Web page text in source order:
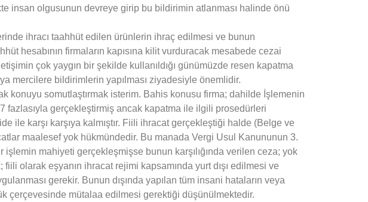
insan olgusunun devreye girip bu bildirimin atlanması halinde önü
ihracı taahhüt edilen ürünlerin ihraç edilmesi ve bunun
hesabının firmaların kapısına kilit vurduracak mesabede cezai
çok yaygın bir şekilde kullanıldığı günümüzde resen kapatma
mercilere bildirimlerin yapılması ziyadesiyle önemlidir.
konuyu somutlaştırmak isterim. Bahis konusu firma; dahilde İşlemenin
fazlasıyla gerçekleştirmiş ancak kapatma ile ilgili prosedürleri
karşı karşıya kalmıştır. Fiili ihracat gerçekleştiği halde (Belge ve
maalesef yok hükmündedir. Bu manada Vergi Usul Kanununun 3.
mahiyeti gerçekleşmişse bunun karşılığında verilen ceza; yok
olarak eşyanın ihracat rejimi kapsamında yurt dışı edilmesi ve
gerekir. Bunun dışında yapılan tüm insani hataların veya
çerçevesinde mütalaa edilmesi gerektiği düşünülmektedir.